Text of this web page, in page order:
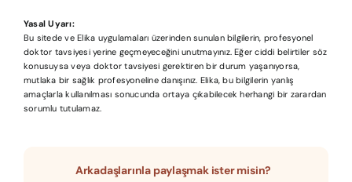
Yasal Uyarı:
Bu sitede ve Elika uygulamaları üzerinden sunulan bilgilerin, profesyonel
doktor tavsiyesi yerine geçmeyeceğini unutmayınız. Eğer ciddi belirtiler söz
konusuysa veya doktor tavsiyesi gerektiren bir durum yaşanıyorsa,
mutlaka bir sağlık profesyoneline danışınız. Elika, bu bilgilerin yanlış
amaçlarla kullanılması sonucunda ortaya çıkabilecek herhangi bir zarardan
sorumlu tutulamaz.
Arkadaşlarınla paylaşmak ister misin?